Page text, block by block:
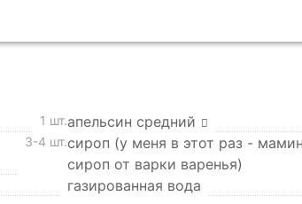
1 шт.апельсин средний
3-4 шт.сироп (у меня в этот раз -
сироп от варки варенья)
газированная вода